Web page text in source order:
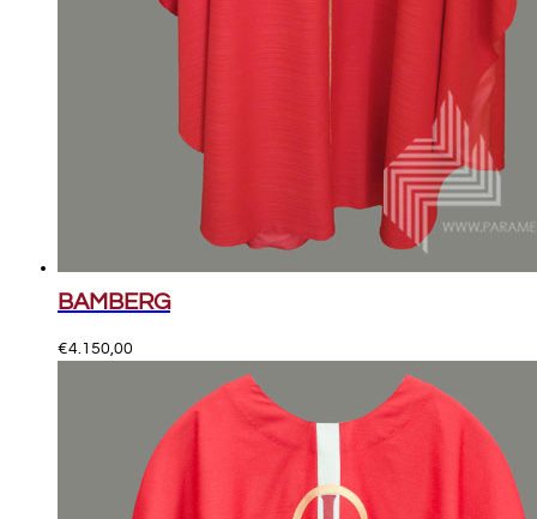
BAMBERG
€4.150,00